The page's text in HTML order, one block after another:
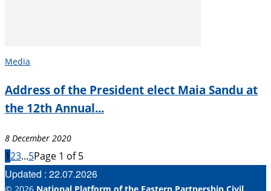
Media
Address of the President elect Maia Sandu at
the 12th Annual...
8 December 2020
123...5Page 1 of 5
Updated : 22.07.2026